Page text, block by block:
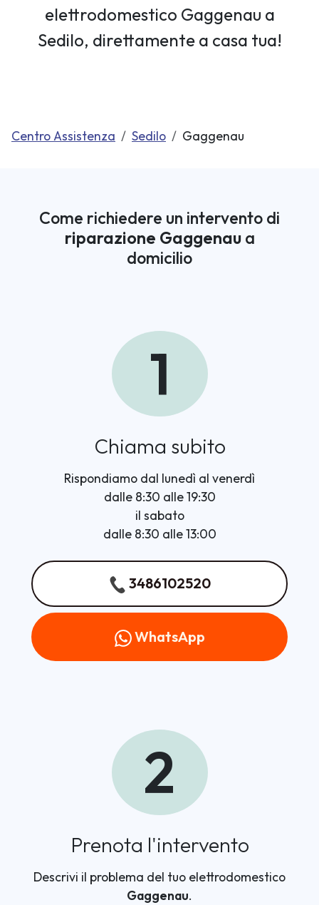
elettrodomestico Gaggenau a
Sedilo, direttamente a casa tua!
Centro Assistenza Sedilo Gaggenau
Come richiedere un intervento di
riparazione Gaggenaua
domicilio
1
Chiama subito
Rispondiamo dal lunedì al venerdì
dalle 8:30 alle 19:30
il sabato
dalle 8:30 alle 13:00
3486102520
WhatsApp
2
Prenota l'intervento
Descrivi il problema del tuo elettrodomestico
Gaggenau.